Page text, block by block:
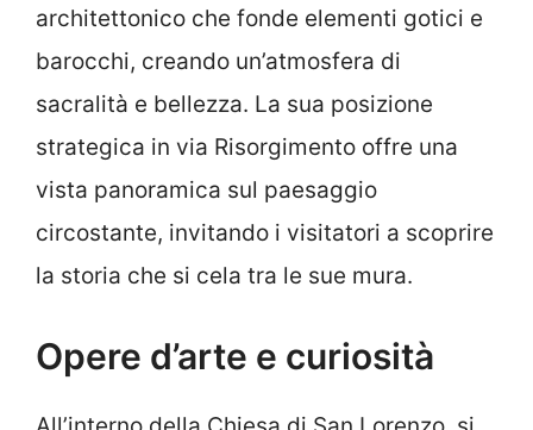
architettonico che fonde elementi gotici e
barocchi, creando un’atmosfera di
sacralità e bellezza. La sua posizione
strategica in via Risorgimento offre una
vista panoramica sul paesaggio
circostante, invitando i visitatori a scoprire
la storia che si cela tra le sue mura.
Opere d’arte e curiosità